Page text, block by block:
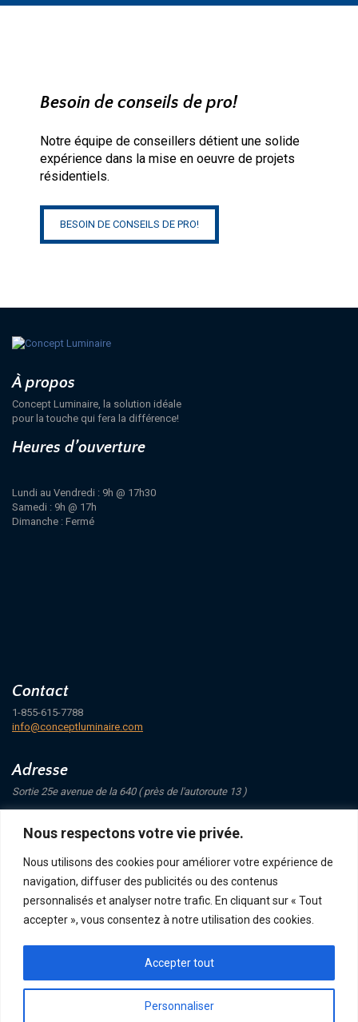
Nous respectons votre vie privée.
Nous utilisons des cookies pour améliorer votre expérience de
navigation, diffuser des publicités ou des contenus
personnalisés et analyser notre trafic. En cliquant sur « Tout
accepter », vous consentez à notre utilisation des cookies.
Personnaliser
Accepter tout
Besoin de conseils de pro!
Notre équipe de conseillers détient une solide
expérience dans la mise en oeuvre de projets
résidentiels.
BESOIN DE CONSEILS DE PRO!
À propos
Concept Luminaire, la solution idéale
pour la touche qui fera la différence!
Heures d’ouverture
Lundi au Vendredi : 9h @ 17h30
Samedi : 9h @ 17h
Dimanche : Fermé
Contact
1-855-615-7788
info@conceptluminaire.com
Adresse
Sortie 25e avenue de la 640 ( près de l'autoroute 13 )
Saint-Eustache
Suivez-nous
POLITIQUE DE CONFIDENTIALITÉ